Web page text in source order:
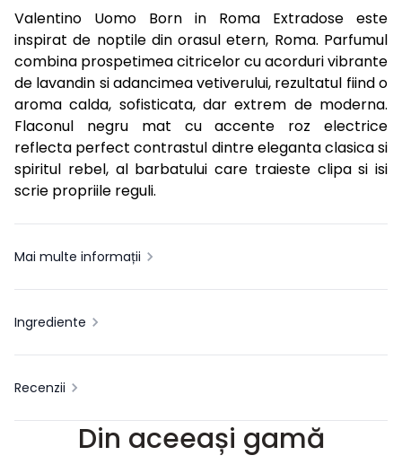
Valentino Uomo Born in Roma Extradose este
inspirat de noptile din orasul etern, Roma. Parfumul
combina prospetimea citricelor cu acorduri vibrante
de lavandin si adancimea vetiverului, rezultatul fiind o
aroma calda, sofisticata, dar extrem de moderna.
Flaconul negru mat cu accente roz electrice
reflecta perfect contrastul dintre eleganta clasica si
spiritul rebel, al barbatului care traieste clipa si isi
scrie propriile reguli.
Mai multe informații
Ingrediente
Recenzii
Din aceeași gamă